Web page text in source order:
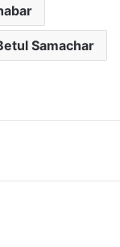
Samachar